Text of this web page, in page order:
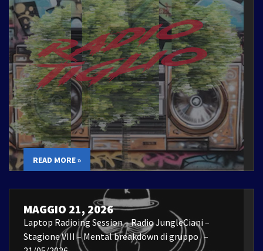
READ MORE »
MAGGIO 21, 2026
Laptop Radioing Session – Radio JungleCiani –
Stagione VIII – Mental breakdown di gruppo –